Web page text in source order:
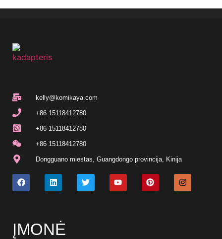
kelly@komikaya.com
+86 15118412780
+86 15118412780
+86 15118412780
Dongguano miestas, Guangdongo provincija, Kinija
ĮMONĖ